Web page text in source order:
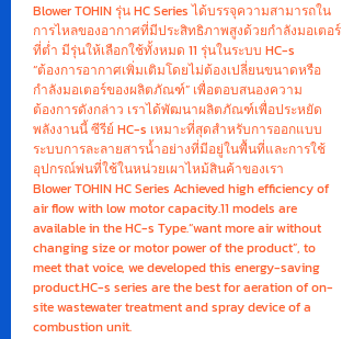
Blower TOHIN รุ่น HC Series ได้บรรจุความสามารถใน
การไหลของอากาศที่มีประสิทธิภาพสูงด้วยกำลังมอเตอร์
ที่ต่ำ มีรุ่นให้เลือกใช้ทั้งหมด 11 รุ่นในระบบ HC-s
“ต้องการอากาศเพิ่มเติมโดยไม่ต้องเปลี่ยนขนาดหรือ
กำลังมอเตอร์ของผลิตภัณฑ์” เพื่อตอบสนองความ
ต้องการดังกล่าว เราได้พัฒนาผลิตภัณฑ์เพื่อประหยัด
พลังงานนี้ ซีรีย์ HC-s เหมาะที่สุดสำหรับการออกแบบ
ระบบการละลายสารน้ำอย่างที่มีอยู่ในพื้นที่และการใช้
อุปกรณ์พ่นที่ใช้ในหน่วยเผาไหม้สินค้าของเรา
Blower TOHIN HC Series Achieved high efficiency of
air flow with low motor capacity.11 models are
available in the HC-s Type.“want more air without
changing size or motor power of the product”, to
meet that voice, we developed this energy-saving
product.HC-s series are the best for aeration of on-
site wastewater treatment and spray device of a
combustion unit.